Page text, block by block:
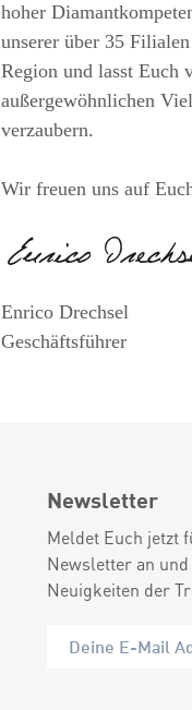
hoher
unserer über 35
Region und lasst Euch
außergewöhnlichen
verzaubern.
Wir freuen uns auf
Enrico Drechsel
Geschäftsführer
Newsletter
Meldet Euch jetzt
Newsletter an
Neuigkeiten der